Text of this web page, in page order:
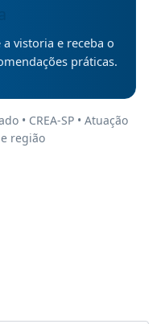
vistoria e receba o
práticas.
• CREA-SP • Atuação
região